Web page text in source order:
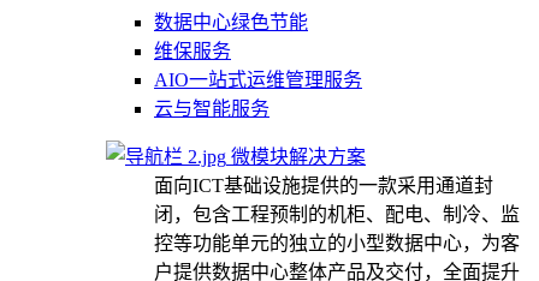
数据中心绿色节能
维保服务
AIO一站式运维管理服务
云与智能服务
微模块解决方案
面向ICT基础设施提供的一款采用通道封
闭，包含工程预制的机柜、配电、制冷、监
控等功能单元的独立的小型数据中心，为客
户提供数据中心整体产品及交付，全面提升